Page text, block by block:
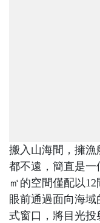
搬入山海間，擁漁
都不遠，簡直是一
㎡的空間僅配以
眼前通過面向海
式窗口，將目光